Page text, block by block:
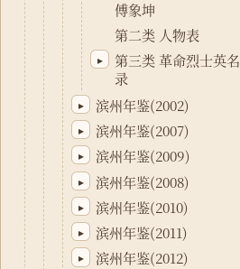
傅象坤
第二类 人物表
▸
第三类 革命烈士英名
录
▸ 滨州年鉴(2002)
▸ 滨州年鉴(2007)
▸ 滨州年鉴(2009)
▸ 滨州年鉴(2008)
▸ 滨州年鉴(2010)
▸ 滨州年鉴(2011)
▸ 滨州年鉴(2012)